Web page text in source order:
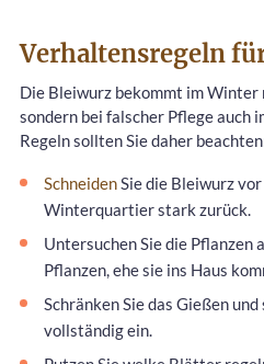
Verhaltensregeln
Die Bleiwurz bekommt im Winter
sondern bei falscher Pflege auch
Regeln sollten Sie daher
SchneidenSie die Bleiwurz
Winterquartier stark zurück.
Untersuchen Sie die Pflanzen
Pflanzen, ehe sie ins Haus
Schränken Sie das Gießen
vollständig ein.